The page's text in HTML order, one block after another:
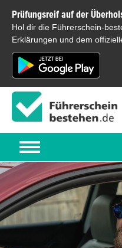
Prüfungsreif auf der
Hol dir die Führerschein-
Erklärungen und dem